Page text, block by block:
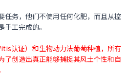
务，他们不使用任何化肥，而且从控
工完成的。
认证）和生物动力法葡萄种植，所有
了创造出真正能够捕捉其风土个性和自